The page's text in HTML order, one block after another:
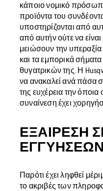
κάποιο νομικό
προϊόντα του
υποστηρίζονται από
από αυτήν ούτε να
μειώσουν την
και τα εμπορικά
θυγατρικών της. Η
να ανακαλεί ανά πάσα
της ευχέρεια την
συναίνεση έχει
ΕΞΑΊΡΕΣΗ
ΕΓΓΥΉΣΕΩΝ
Παρότι έχει ληφθεί
το ακριβές των